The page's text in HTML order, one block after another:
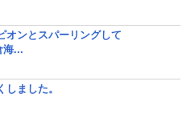
オンとスパーリングして
海...
しました。